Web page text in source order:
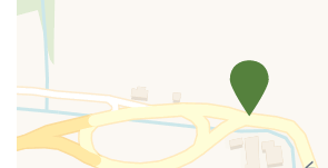
Piscina privata
Riscaldamento / Condizionatore autonomo